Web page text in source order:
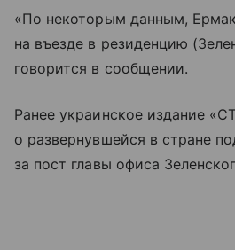
«По некоторым данным,
на въезде в резиденцию
говорится в сообщении.
Ранее украинское издание
о развернувшейся в стране
за пост главы офиса